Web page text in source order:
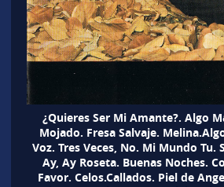
¿Quieres Ser Mi Amante?. Algo
Mojado. Fresa Salvaje.
Voz. Tres Veces, No. Mi Mundo Tu.
Ay, Ay Roseta. Buenas Noches.
Favor. Celos.Callados. Piel de